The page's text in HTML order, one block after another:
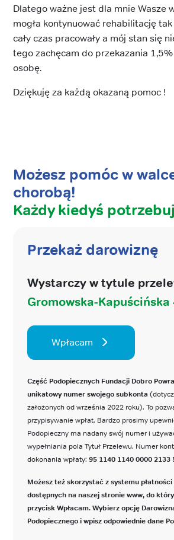
Dlatego ważne jest dla mnie Wasze
mogła kontynuować rehabilitację
cały czas pracowały a mój stan się
tego zachęcam do przekazania
osobę.
Dziękuję za każdą okazaną pomoc !
Możesz pomóc w
chorobą!
Każdy kiedyś
Przekaż darowiznę
Wystarczy w tytule
Gromowska-Kapuścińska
Wpłacam
Część Podopiecznych Fundacji Dobro
unikatowy numer swojego subkonta
założonych od września 2022 roku). To
przypisywanie wpłat. Bardzo prosimy
Podopieczny ma nadany swój numer i
wypełniania pola Tytuł Przelewu. Numer
dokonania wpłaty: 95 1140 1140 0000 2133
Możesz też skorzystać z systemu
dostępnych na naszej stronie www, do
przycisk Wpłacam. Wybierz opcję
Podopiecznego i wpisz odpowiednie dane